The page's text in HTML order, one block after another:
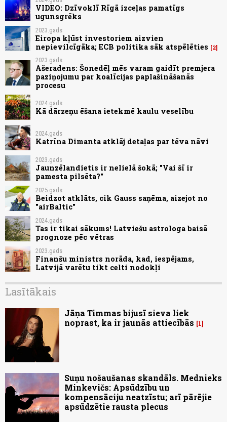
VIDEO: Dzīvoklī Rīgā izceļas pamatīgs
ugunsgrēks
2023.gads
Eiropa kļūst investoriem aizvien
nepievilcīgāka; ECB politika sāk atspēlēties
2
2023.gads
Ašeradens: Šonedēļ mēs varam gaidīt premjera
paziņojumu par koalīcijas paplašināšanās
procesu
2024.gads
Kā dārzeņu ēšana ietekmē kaulu veselību
2024.gads
Katrīna Dimanta atklāj detaļas par tēva nāvi
2023.gads
Jaunzēlandietis ir nelielā šokā; "Vai šī ir
pamesta pilsēta?"
2025.gads
Beidzot atklāts, cik Gauss saņēma, aizejot no
"airBaltic"
2024.gads
Tas ir tikai sākums! Latviešu astrologa baisā
prognoze pēc vētras
2023.gads
Finanšu ministrs norāda, kad, iespējams,
Latvijā varētu tikt celti nodokļi
Lasītākais
Jāņa Timmas bijusī sieva liek
noprast, ka ir jaunās attiecībās
1
Suņu nošaušanas skandāls. Mednieks
Minkevičs: Apsūdzību un
kompensāciju neatzīstu; arī pārējie
apsūdzētie rausta plecus